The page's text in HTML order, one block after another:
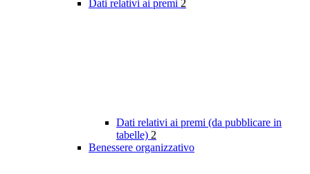
Dati relativi ai premi 2
Dati relativi ai premi (da pubblicare in
tabelle) 2
Benessere organizzativo